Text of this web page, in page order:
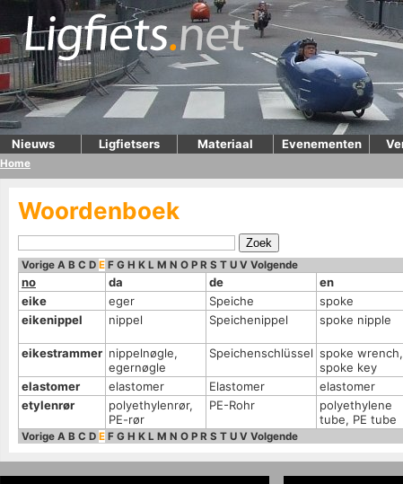
Nieuws Ligfietsers Materiaal Evenementen
Home
Woordenboek
Vorige A B C D E F G H K L M N O P R S T U V Volgende
no da de en
eike
eger Speiche spoke
eikenippel
nippel Speichenippel spoke nipple
eikestrammer nippelnøgle,
egernøgle
Speichenschlüssel spoke wrench,
spoke key
elastomer elastomer Elastomer elastomer
etylenrør
polyethylenrør,
PE-rør
PE-Rohr
polyethylene
tube, PE tube
Vorige A B C D E F G H K L M N O P R S T U V Volgende